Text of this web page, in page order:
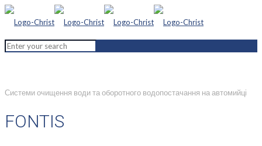
Системи очищення води та оборотного водопостачання на автомийці
FONTIS